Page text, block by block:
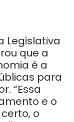
Legislativa
que a
é a
para
“Essa
e o
o